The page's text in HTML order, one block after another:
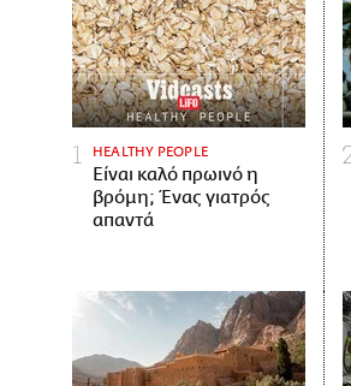
HEALTHY PEOPLE
Είναι καλό πρωινό η
βρόμη; Ένας γιατρός
απαντά